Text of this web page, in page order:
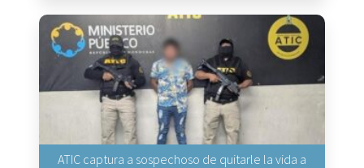
ATIC captura a sospechoso de quitarle la vida a